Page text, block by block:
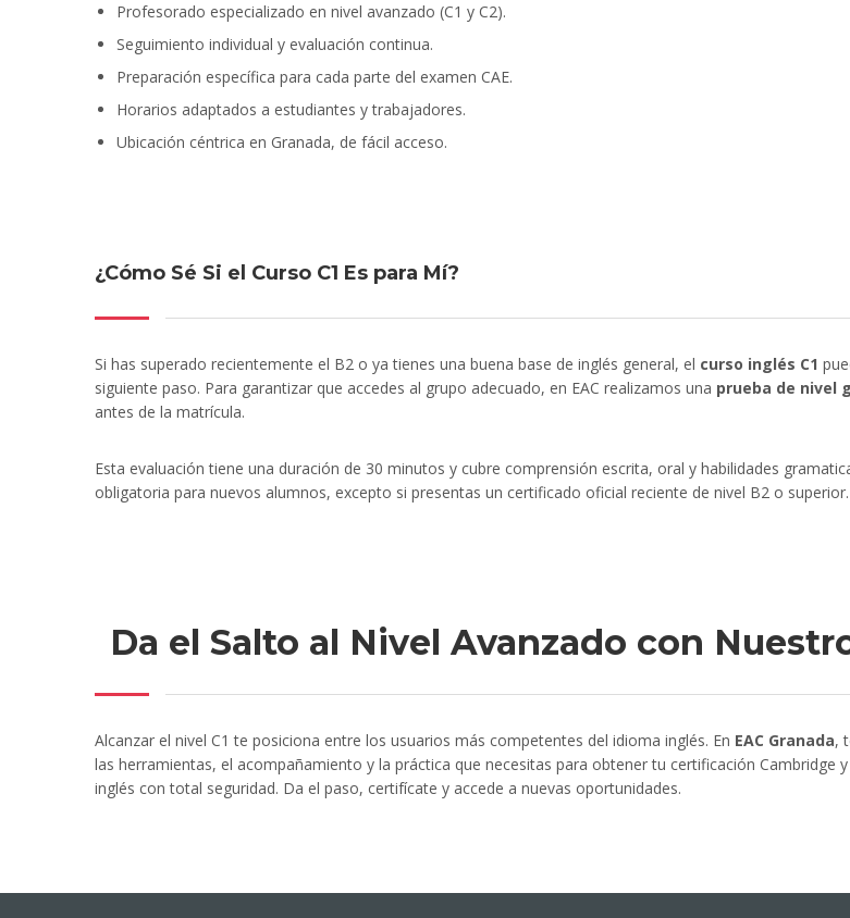
Profesorado especializado en nivel avanzado (C1 y C2).
Seguimiento individual y evaluación continua.
Preparación específica para cada parte del examen CAE.
Horarios adaptados a estudiantes y trabajadores.
Ubicación céntrica en Granada, de fácil acceso.
¿Cómo Sé Si el Curso C1 Es para Mí?
Si has superado recientemente el B2 o ya tienes una buena base de inglés general, el curso inglés C1
siguiente paso. Para garantizar que accedes al grupo adecuado, en EAC realizamos una prueba de nivel
antes de la matrícula.
Esta evaluación tiene una duración de 30 minutos y cubre comprensión escrita, oral y habilidades
obligatoria para nuevos alumnos, excepto si presentas un certificado oficial reciente de nivel B2 o superior.
Da el Salto al Nivel Avanzado con
Alcanzar el nivel C1 te posiciona entre los usuarios más competentes del idioma inglés. En EAC Granada,
las herramientas, el acompañamiento y la práctica que necesitas para obtener tu certificación Cambridge
inglés con total seguridad. Da el paso, certifícate y accede a nuevas oportunidades.